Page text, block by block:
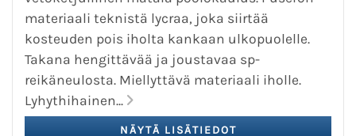
materiaali teknistä lycraa, joka siirtää
kosteuden pois iholta kankaan ulkopuolelle.
Takana hengittävää ja joustavaa sp-
reikäneulosta. Miellyttävä materiaali iholle.
Lyhythihainen...